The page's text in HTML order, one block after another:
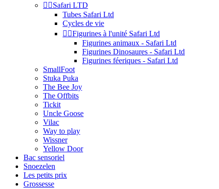
 Safari LTD
Tubes Safari Ltd
Cycles de vie
 Figurines à l'unité Safari Ltd
Figurines animaux - Safari Ltd
Figurines Dinosaures - Safari Ltd
Figurines féeriques - Safari Ltd
SmallFoot
Stuka Puka
The Bee Joy
The Offbits
Tickit
Uncle Goose
Vilac
Way to play
Wissner
Yellow Door
Bac sensoriel
Snoezelen
Les petits prix
Grossesse